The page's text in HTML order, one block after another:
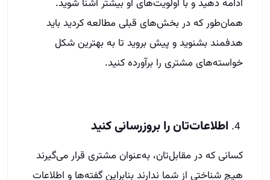
ادامه دهید و با اولویت‌های او بیشتر آشنا شوید.
همان‌طور که در بخش‌های قبلی مطالعه کردید باید
هدفمند بشنوید و پیش بروید تا به بهترین شکل
خواسته‌های مشتری را برآورده کنید.
اطلاعات‌تان را بروزرسانی کنید
کسانی که در مقابل‌‌تان، به‌عنوان مشتری قرار می‌گیرند
هیچ شناختی از شما ندارند بنابراین گفته‌ها و اطلاعات